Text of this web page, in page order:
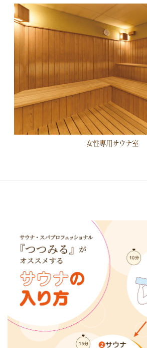
お問い合わせ
スタッフ募集
宿泊予約
English 한국어 简体中文 繁體中文
女性専用サウナ室